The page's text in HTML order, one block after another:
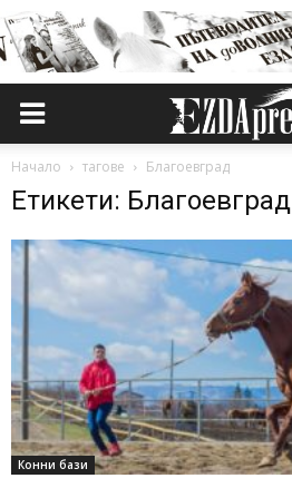
Начало тагове Благоевград
Етикети: Благоевград
Конни бази